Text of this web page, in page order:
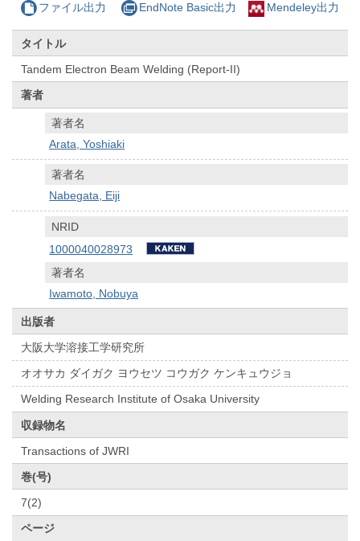
ファイル出力 EndNote Basic出力 Mendeley出力
タイトル
Tandem Electron Beam Welding (Report-II)
著者
著者名
Arata, Yoshiaki
著者名
Nabegata, Eiji
NRID
1000040028973
著者名
Iwamoto, Nobuya
出版者
大阪大学溶接工学研究所
オオサカ ダイガク ヨウセツ コウガク ケンキュウジョ
Welding Research Institute of Osaka University
収録物名
Transactions of JWRI
巻(号)
7(2)
ページ